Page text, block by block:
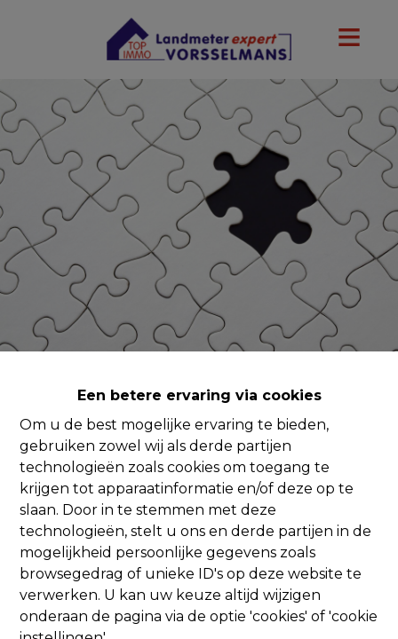
Een betere ervaring via cookies
Om u de best mogelijke ervaring te bieden,
gebruiken zowel wij als derde partijen
technologieën zoals cookies om toegang te
krijgen tot apparaatinformatie en/of deze op te
slaan. Door in te stemmen met deze
technologieën, stelt u ons en derde partijen in de
mogelijkheid persoonlijke gegevens zoals
browsegedrag of unieke ID's op deze website te
verwerken. U kan uw keuze altijd wijzigen
onderaan de pagina via de optie 'cookies' of 'cookie
Oeps, deze pagina
bestaat niet meer
Te koop Te huur